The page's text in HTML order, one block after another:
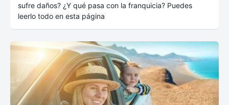
sufre daños? ¿Y qué pasa con la franquicia? Puedes
leerlo todo en esta página